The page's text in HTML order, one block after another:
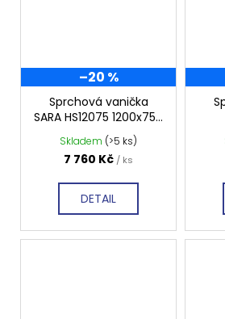
–20 %
Sprchová vanička
SARA HS12075 1200x750
mm, hladká
Skladem (>5 ks)
7 760 Kč / ks
DETAIL